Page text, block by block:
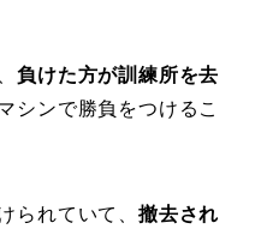
負けた方が訓練所を去
シンで勝負をつけるこ
られていて、撤去され